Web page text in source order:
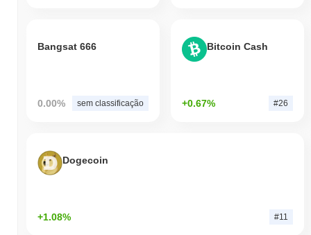
Bangsat 666
0.00% sem classificação
Bitcoin Cash
+0.67% #26
Dogecoin
+1.08% #11